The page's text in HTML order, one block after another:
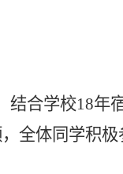
结合学校18年
全体同学积